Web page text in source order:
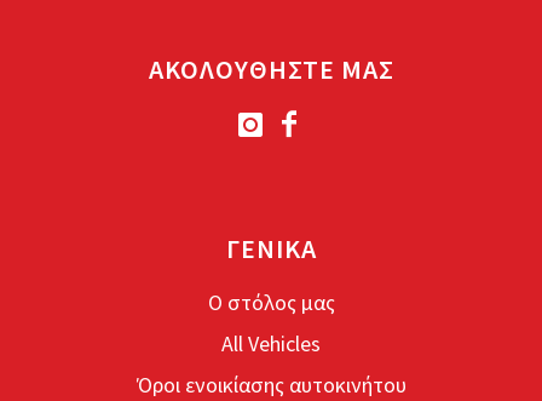
Helmet
ΑΚΟΛΟΥΘΗΣΤΕ ΜΑΣ
ΓΕΝΙΚΑ
Ο στόλος μας
All Vehicles
Όροι ενοικίασης αυτοκινήτου